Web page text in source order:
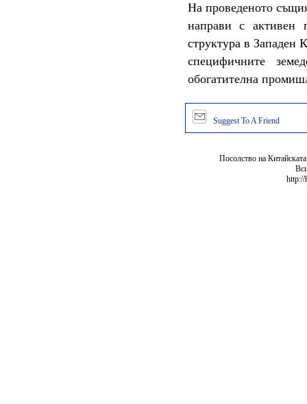
На проведеното
направи с активен
структура в Западен
специфичните
обогатителна
Suggest To A Friend
Посолство на
http://